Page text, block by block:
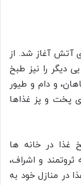
آتش آغاز شد. از
دیگر را نیز طبخ
و دام و طیور
پخت و پز غذاها
غذا در خانه ها
و اشراف،
در منازل خود به